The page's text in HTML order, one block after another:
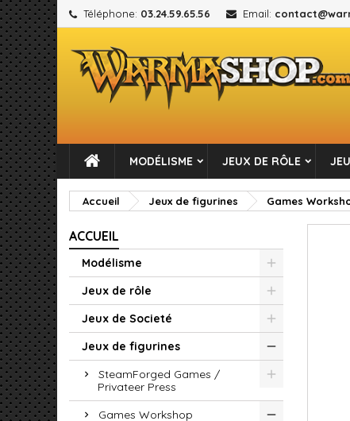
Téléphone: 03.24.59.65.56 Email:
MODÉLISME JEUX DE RÔLE
Accueil Jeux de figurines Games
ACCUEIL
Modélisme
Jeux de rôle
Jeux de Societé
Jeux de figurines
SteamForged Games /
Privateer Press
Games Workshop